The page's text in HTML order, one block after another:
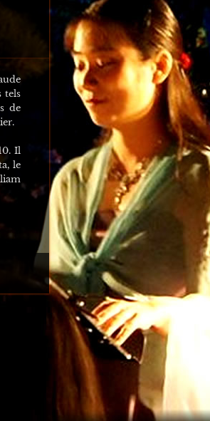
tels
de
Il
le